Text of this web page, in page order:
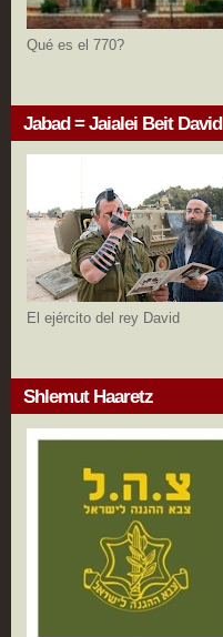
Qué es el 770?
Jabad = Jaialei Beit David
El ejército del rey David
Shlemut Haaretz